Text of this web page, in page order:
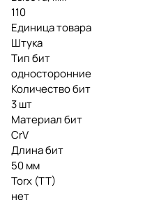
110
Единица товара
Штука
Тип бит
односторонние
Количество бит
3 шт
Материал бит
CrV
Длина бит
50 мм
Torx (TT)
нет